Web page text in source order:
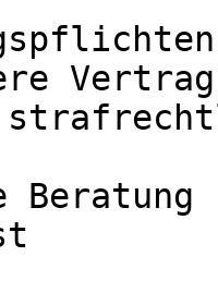
Beratung